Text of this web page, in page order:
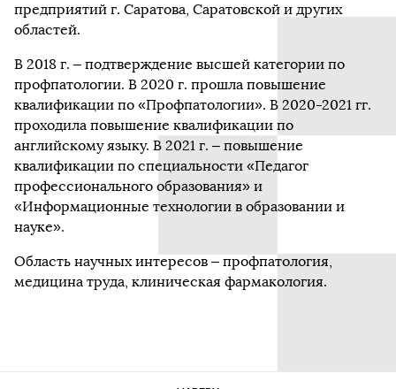
предприятий г. Саратова, Саратовской и других
областей.
В 2018 г. ‒ подтверждение высшей категории по
профпатологии. В 2020 г. прошла повышение
квалификации по «Профпатологии». В 2020-2021 гг.
проходила повышение квалификации по
английскому языку. В 2021 г. ‒ повышение
квалификации по специальности «Педагог
профессионального образования» и
«Информационные технологии в образовании и
науке».
Область научных интересов – профпатология,
медицина труда, клиническая фармакология.